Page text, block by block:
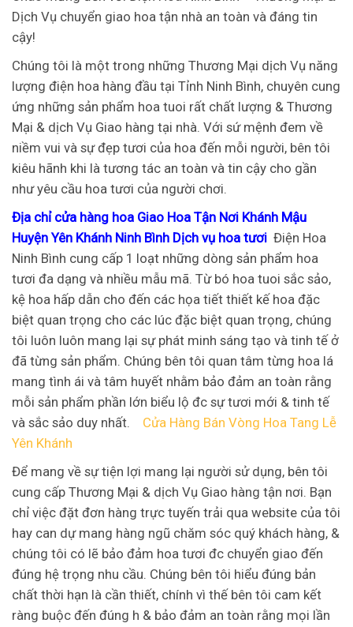
Dịch Vụ chuyển giao hoa tận nhà an toàn và đáng tin
cậy!
Chúng tôi là một trong những Thương Mại dịch Vụ năng
lượng điện hoa hàng đầu tại Tỉnh Ninh Bình, chuyên cung
ứng những sản phẩm hoa tuoi rất chất lượng & Thương
Mại & dịch Vụ Giao hàng tại nhà. Với sứ mệnh đem về
niềm vui và sự đẹp tươi của hoa đến mỗi người, bên tôi
kiêu hãnh khi là tương tác an toàn và tin cậy cho gần
như yêu cầu hoa tươi của người chơi.
Địa chỉ cửa hàng hoa Giao Hoa Tận Nơi Khánh Mậu
Huyện Yên Khánh Ninh Bình Dịch vụ hoa tươi Điện Hoa
Ninh Bình cung cấp 1 loạt những dòng sản phẩm hoa
tươi đa dạng và nhiều mẫu mã. Từ bó hoa tuoi sắc sảo,
kệ hoa hấp dẫn cho đến các họa tiết thiết kế hoa đặc
biệt quan trọng cho các lúc đặc biệt quan trọng, chúng
tôi luôn luôn mang lại sự phát minh sáng tạo và tinh tế ở
đã từng sản phẩm. Chúng bên tôi quan tâm từng hoa lá
mang tình ái và tâm huyết nhằm bảo đảm an toàn rằng
mỗi sản phẩm phần lớn biểu lộ đc sự tươi mới & tinh tế
và sắc sảo duy nhất. Cửa Hàng Bán Vòng Hoa Tang Lễ
Yên Khánh
Để mang về sự tiện lợi mang lại người sử dụng, bên tôi
cung cấp Thương Mại & dịch Vụ Giao hàng tận nơi. Bạn
chỉ việc đặt đơn hàng trực tuyến trải qua website của tôi
hay can dự mang hàng ngũ chăm sóc quý khách hàng, &
chúng tôi có lẽ bảo đảm hoa tươi đc chuyển giao đến
đúng hệ trọng nhu cầu. Chúng bên tôi hiểu đúng bản
chất thời hạn là cần thiết, chính vì thế bên tôi cam kết
ràng buộc đến đúng h & bảo đảm an toàn rằng mọi lần